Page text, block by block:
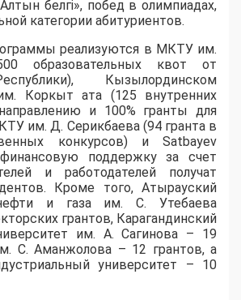
белгі», побед в олимпиадах,
категории абитуриентов.
реализуются в МКТУ им.
образовательных квот от
Кызылординском
Коркыт ата (125 внутренних
и 100% гранты для
им. Д. Серикбаева (94 гранта в
конкурсов) и Satbayev
поддержку за счет
и работодателей получат
Кроме того, Атырауский
и газа им. С. Утебаева
грантов, Карагандинский
им. А. Сагинова – 19
С. Аманжолова – 12 грантов, а
университет – 10